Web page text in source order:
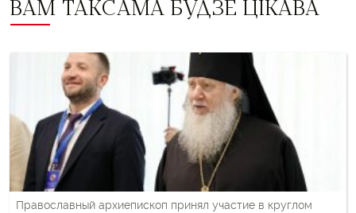
ВАМ ТАКСАМА БУДЗЕ ЦІКАВА
Православный архиепископ принял участие в круглом